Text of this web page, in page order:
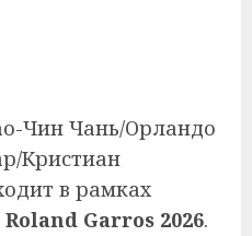
Чин Чань/Орландо
Кристиан
в рамках
Roland Garros 2026.